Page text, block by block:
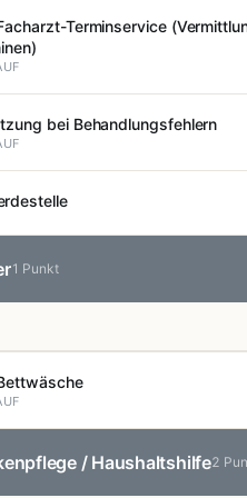
Terminservice
bei Behandlungsfehlern
1 Punkt
/ Haushaltshilfe2